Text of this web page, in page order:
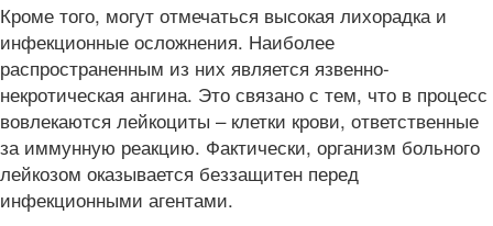
Кроме того, могут отмечаться высокая лихорадка и
инфекционные осложнения. Наиболее
распространенным из них является язвенно-
некротическая ангина. Это связано с тем, что в процесс
вовлекаются лейкоциты – клетки крови, ответственные
за иммунную реакцию. Фактически, организм больного
лейкозом оказывается беззащитен перед
инфекционными агентами.